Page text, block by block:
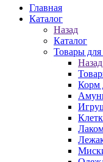
Главная
Каталог
Назад
Каталог
Товары для
Назад
Корм